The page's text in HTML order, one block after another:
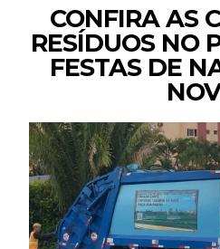
CONFIRA AS
RESÍDUOS NO
FESTAS DE